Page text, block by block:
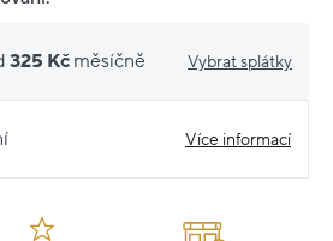
325 Kč měsíčně Vybrat splátky
Více informací